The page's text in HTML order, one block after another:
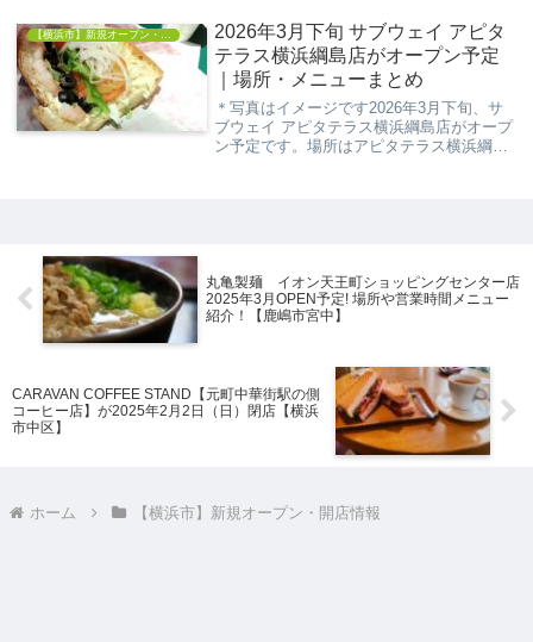
店舗ということで、早くも注目が集まりそ
うです...
【横浜市】新規オープン・開店情報
2026年3月下旬 サブウェイ アピタ
テラス横浜綱島店がオープン予定
｜場所・メニューまとめ
＊写真はイメージです2026年3月下旬、サ
ブウェイ アピタテラス横浜綱島店がオープ
ン予定です。場所はアピタテラス横浜綱島
丸亀製麺 イオン天王町ショッピングセンター店
2025年3月OPEN予定! 場所や営業時間メニュー
紹介！【鹿嶋市宮中】
CARAVAN COFFEE STAND【元町中華街駅の側
コーヒー店】が2025年2月2日（日）閉店【横浜
市中区】
ホーム 【横浜市】新規オープン・開店情報